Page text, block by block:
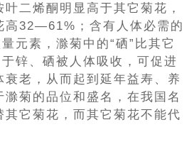
二烯酮明显高于其它菊花，
高32—61%；含有人体必需的
元素，滁菊中的“硒”比其它
锌、硒被人体吸收，可促进
老，从而起到延年益寿、养
菊的品位和盛名，在我国名
其它菊花，而其它菊花不能代